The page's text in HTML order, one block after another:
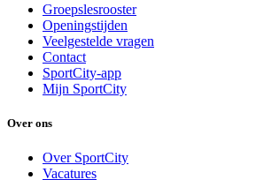
Groepslesrooster
Openingstijden
Veelgestelde vragen
Contact
SportCity-app
Mijn SportCity
Over ons
Over SportCity
Vacatures